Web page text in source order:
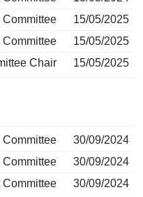
15/05/2025
Committee
15/05/2025
Chair
15/05/2025
30/09/2024
Committee
30/09/2024
Committee
30/09/2024